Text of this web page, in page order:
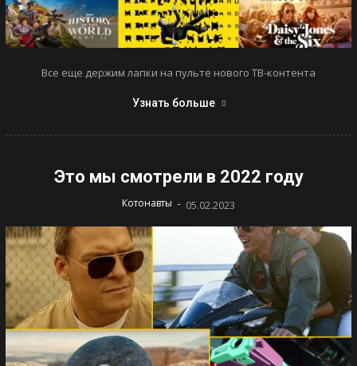
Все еще держим лапки на пульте нового ТВ-контента
Узнать больше
Это мы смотрели в 2022 году
Котонавты - 05.02.2023